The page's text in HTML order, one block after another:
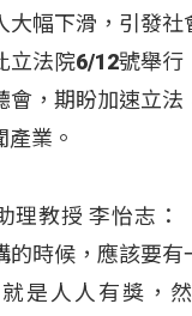
大幅下滑，引發社
立法院6/12號舉行
會，期盼加速立法
業。
理教授 李怡志：
的時候，應該要有
是人人有獎，